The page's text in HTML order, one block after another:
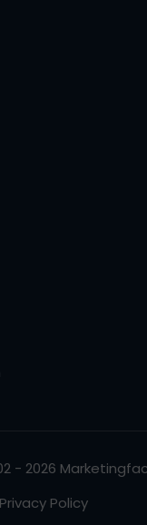
- 2026
Privacy Policy